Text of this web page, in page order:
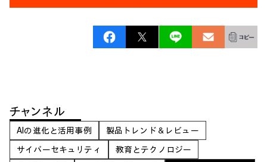
チャンネル
AIの進化と活用事例
製品トレンド＆レビュー
サイバーセキュリティ
教育とテクノロジー